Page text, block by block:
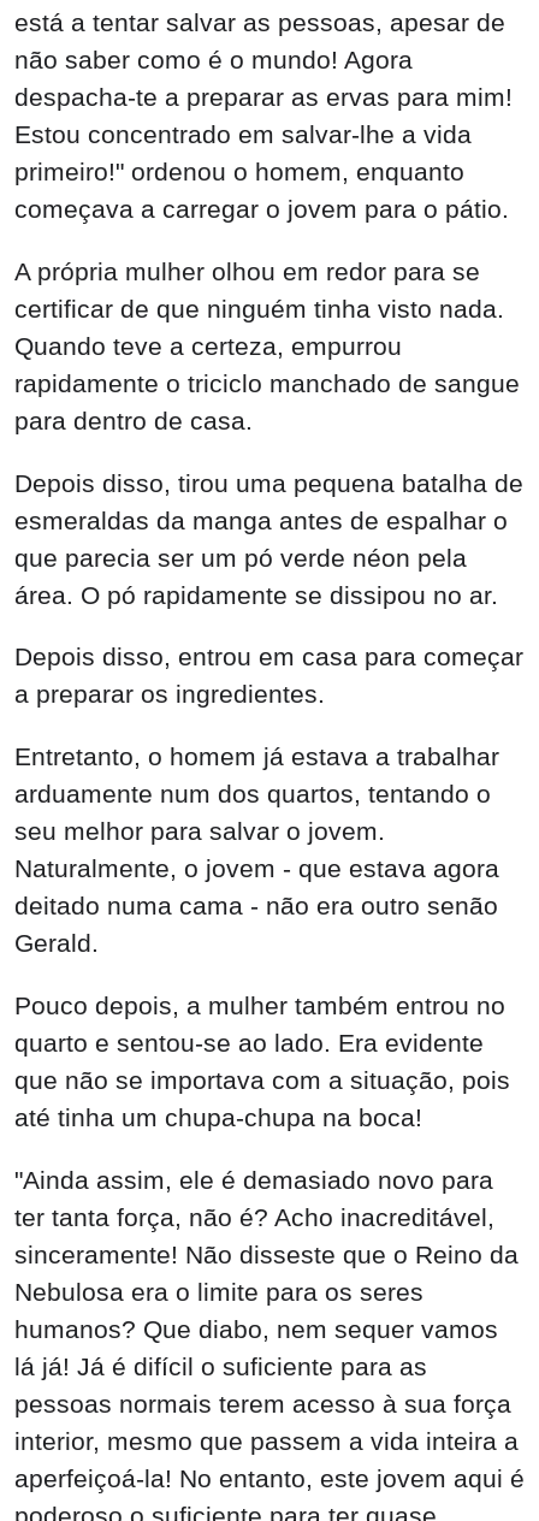
está a tentar salvar as pessoas, apesar de
não saber como é o mundo! Agora
despacha-te a preparar as ervas para mim!
Estou concentrado em salvar-lhe a vida
primeiro!" ordenou o homem, enquanto
começava a carregar o jovem para o pátio.